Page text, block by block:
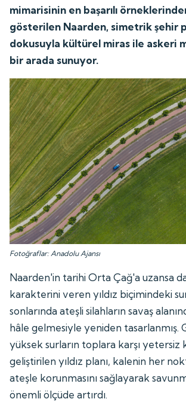
mimarisinin en başarılı
gösterilen Naarden, simetrik şehir
dokusuyla kültürel miras ile askeri
bir arada sunuyor.
Fotoğraflar: Anadolu Ajansı
Naarden'in tarihi Orta Çağ'a uzansa
karakterini veren yıldız biçimindeki
sonlarında ateşli silahların savaş
hâle gelmesiyle yeniden tasarlanmış.
yüksek surların toplara karşı yetersiz
geliştirilen yıldız planı, kalenin her
ateşle korunmasını sağlayarak
önemli ölçüde artırdı.